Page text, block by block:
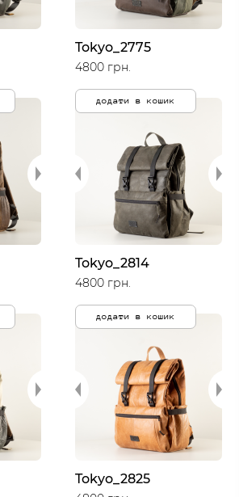
Tokyo_2775
4800 грн.
додати в кошик
Tokyo_2814
4800 грн.
додати в кошик
Tokyo_2825